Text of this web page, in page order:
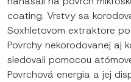
coating. Vrstvy sa
Soxhletovom extraktore
Povrchy nekorodovanej aj
sledovali pomocou
Povrchová energia a jej